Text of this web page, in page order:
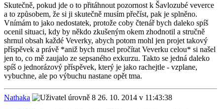
Skutečně, pokud jde o to přitáhnout pozornost k Šavlozubé veverce
a to způsobem, že si ji skutečně musím přečíst, pak je splněno.
Vnímám to jako nedostatek, protože coby čtenář bych daleko spíš
ocenil situaci, kdy by někdo zkušeným okem zhodnotil a stručně
shrnul obsah každé Veverky, abych potom mohl jen projet takový
příspěvek a právě *aniž bych musel pročítat Veverku celou* si našel
jen to, co mě zaujalo ze sepsaného exkurzu. Takto se jedná daleko
spíš o jednorázový příspěvek, který je jako rachejtle - vzplane,
vybuchne, ale po výbuchu nastane opět tma.
Nathaka
26. 10. 2014 v 11:43:38